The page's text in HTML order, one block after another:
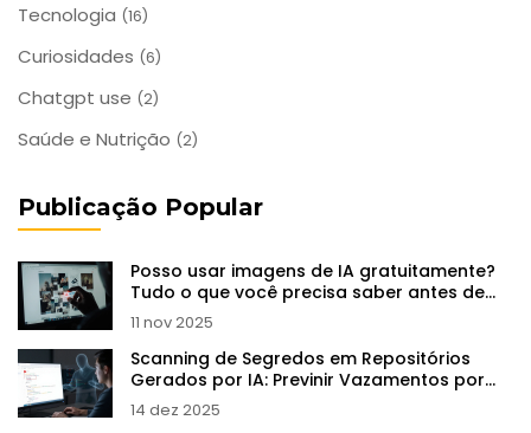
Tecnologia (16)
Curiosidades (6)
Chatgpt use (2)
Saúde e Nutrição (2)
Publicação Popular
Posso usar imagens de IA gratuitamente?
Tudo o que você precisa saber antes de
baixar
11 nov 2025
Scanning de Segredos em Repositórios
Gerados por IA: Previnir Vazamentos por
Padrão
14 dez 2025